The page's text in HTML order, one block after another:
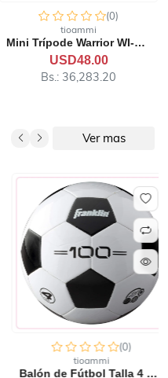
(0)
tioammi
Mini Trípode Warrior WI-SE...
USD48.00
Bs.: 36,283.20
Ver mas
(0)
tioammi
Balón de Fútbol Talla 4 80...